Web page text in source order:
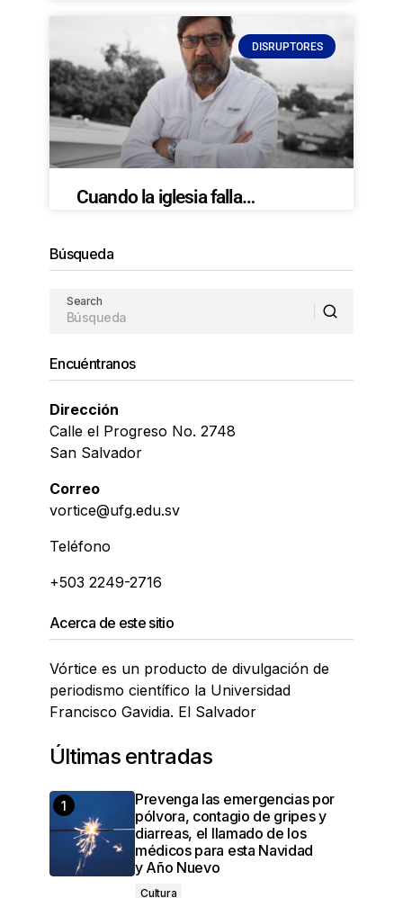
DISRUPTORES
Cuando la iglesia falla…
Búsqueda
Search
Encuéntranos
Dirección
Calle el Progreso No. 2748
San Salvador
Correo
vortice@ufg.edu.sv
Teléfono
+503 2249-2716
Acerca de este sitio
Vórtice es un producto de divulgación de
periodismo científico la Universidad
Francisco Gavidia. El Salvador
Últimas entradas
Prevenga las emergencias por
pólvora, contagio de gripes y
diarreas, el llamado de los
médicos para esta Navidad
y Año Nuevo
Cultura